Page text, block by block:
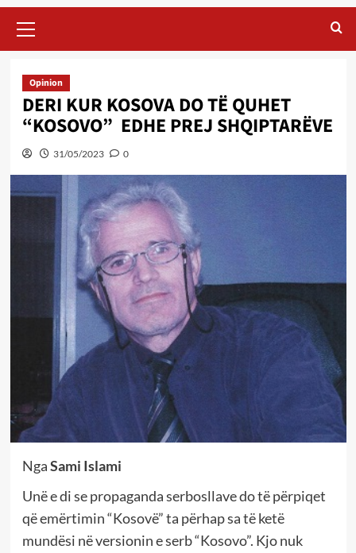
Menu
Opinion
DERI KUR KOSOVA DO TË QUHET
“KOSOVO” EDHE PREJ SHQIPTARËVE
31/05/2023 0
NgaSami Islami
Unë e di se propaganda serbosllave do të përpiqet
që emërtimin “Kosovë” ta përhap sa të ketë
mundësi në versionin e serb “Kosovo”. Kjo nuk